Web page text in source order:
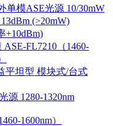
单模ASE光源 10/30mW
(>20mW)
+10dBm)
FL7210（1460-
平坦型 模块式/台式
源 1280-1320nm
1600nm）